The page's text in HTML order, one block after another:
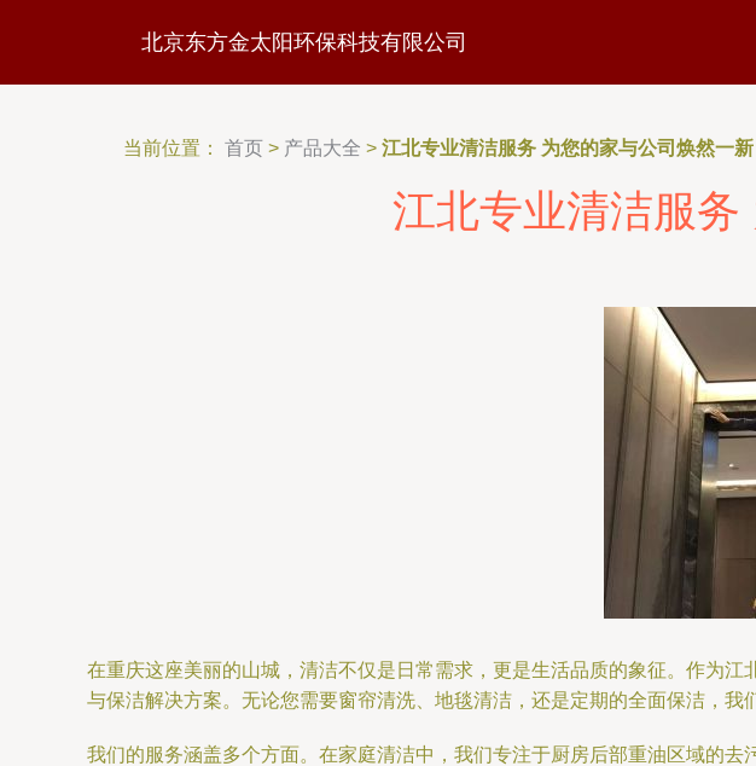
北京东方金太阳环保科技有限公司
当前位置： 首页 > 产品大全 > 江北专业清洁服务 为您的家与公司焕然一新
江北专业清洁服
在重庆这座美丽的山城，清洁不仅是日常需求，更是生活品质的象征。作为
与保洁解决方案。无论您需要窗帘清洗、地毯清洁，还是定期的全面保洁，我
我们的服务涵盖多个方面。在家庭清洁中，我们专注于厨房后部重油区域的